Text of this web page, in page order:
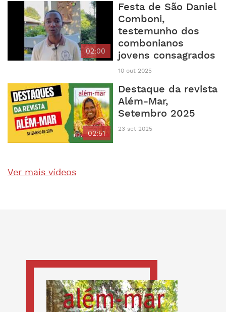
02:00
Festa de São Daniel
Comboni,
testemunho dos
combonianos
jovens consagrados
10 out 2025
02:51
Destaque da revista
Além-Mar,
Setembro 2025
23 set 2025
Ver mais vídeos